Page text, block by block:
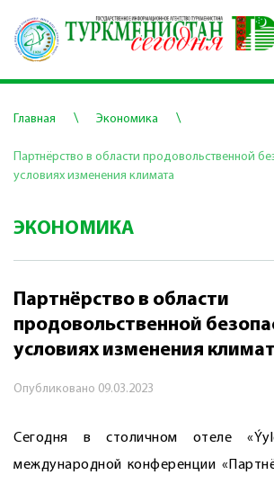
Главная \ Экономика \
Партнёрство в области продовольственной
условиях изменения климата
ЭКОНОМИКА
Партнёрство в области
продовольственной
условиях изменения
Опубликовано 09.03.2023
Сегодня в столичном отеле
международной конференции